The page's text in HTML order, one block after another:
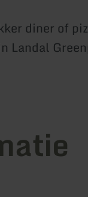
diner of
Landal